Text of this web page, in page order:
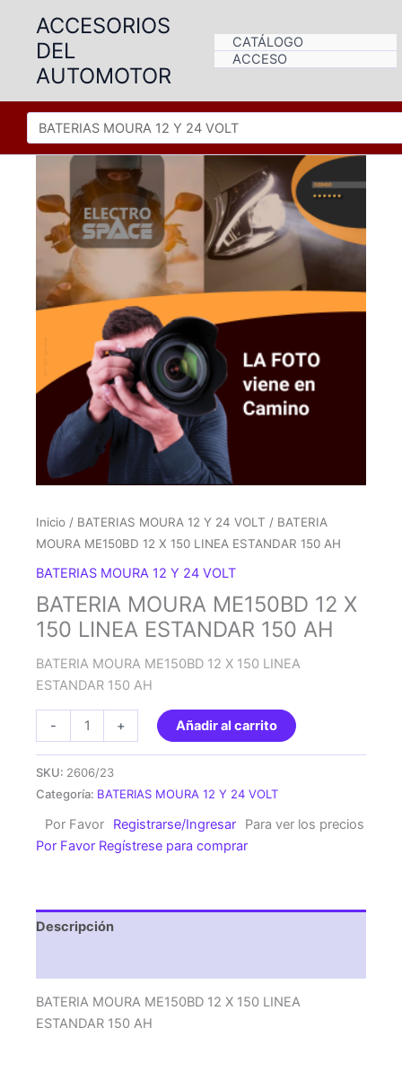
contenido
ACCESORIOS
DEL
AUTOMOTOR
CATÁLOGO
ACCESO
Inicio / BATERIAS MOURA 12 Y 24 VOLT / BATERIA
MOURA ME150BD 12 X 150 LINEA ESTANDAR 150 AH
BATERIAS MOURA 12 Y 24 VOLT
BATERIA MOURA ME150BD 12 X
150 LINEA ESTANDAR 150 AH
BATERIA MOURA ME150BD 12 X 150 LINEA
ESTANDAR 150 AH
-
BATERIA
MOURA
150
LINEA
AH
cantidad
+ Añadir al carrito
SKU: 2606/23
Categoría: BATERIAS MOURA 12 Y 24 VOLT
Por Favor Registrarse/Ingresar
Para ver los precios
Por Favor Regístrese para comprar
Descripción
BATERIA MOURA ME150BD 12 X 150 LINEA
ESTANDAR 150 AH